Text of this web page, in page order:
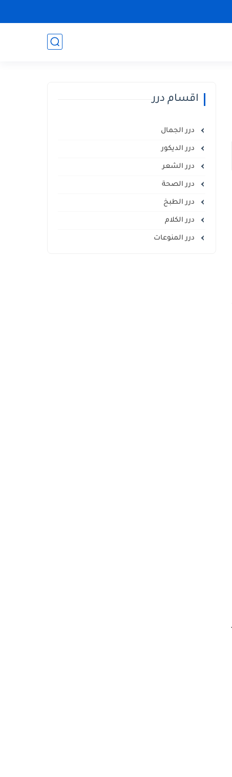
اقسام درر
درر الجمال
درر الديكور
درر الشعر
درر الصحة
درر الطبخ
درر الكلام
درر المنوعات